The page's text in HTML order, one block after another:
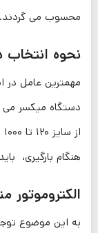
محسوب می گردند.
نحوه انتخاب
مهمترین عامل در
دستگاه میکسر
هنگام بارگیری،
الکتروموتور مناسب
به این موضوع